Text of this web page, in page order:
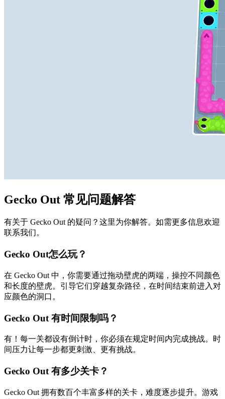
Gecko Out 常见问题解答
有关于 Gecko Out 的疑问？这里为你解答。如需更多信息欢迎
联系我们。
Gecko Out怎么玩？
在 Gecko Out 中，你需要通过拖动壁虎的两端，操控不同颜色
和长度的壁虎。引导它们穿越复杂路径，在时间结束前进入对
应颜色的洞口。
Gecko Out 有时间限制吗？
有！每一关都设有倒计时，你必须在规定时间内完成挑战。时
间压力让每一步都更刺激、更有挑战。
Gecko Out 有多少关卡？
Gecko Out 拥有数百个丰富多样的关卡，难度逐步提升。游戏